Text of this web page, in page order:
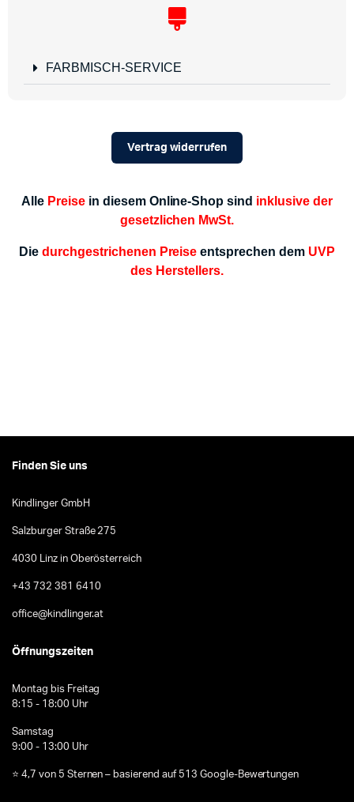
FARBMISCH-SERVICE
Vertrag widerrufen
Alle Preisein diesem Online-Shop sind inklusive der
gesetzlichen MwSt.
Diedurchgestrichenen Preise entsprechen dem UVP
des Herstellers.
Finden Sie uns
Kindlinger GmbH
Salzburger Straße 275
4030 Linz in Oberösterreich
+43 732 381 6410
office@kindlinger.at
Öffnungszeiten
Montag bis Freitag
8:15 - 18:00 Uhr
Samstag
9:00 - 13:00 Uhr
⭐ 4,7 von 5 Sternen – basierend auf 513 Google-Bewertungen